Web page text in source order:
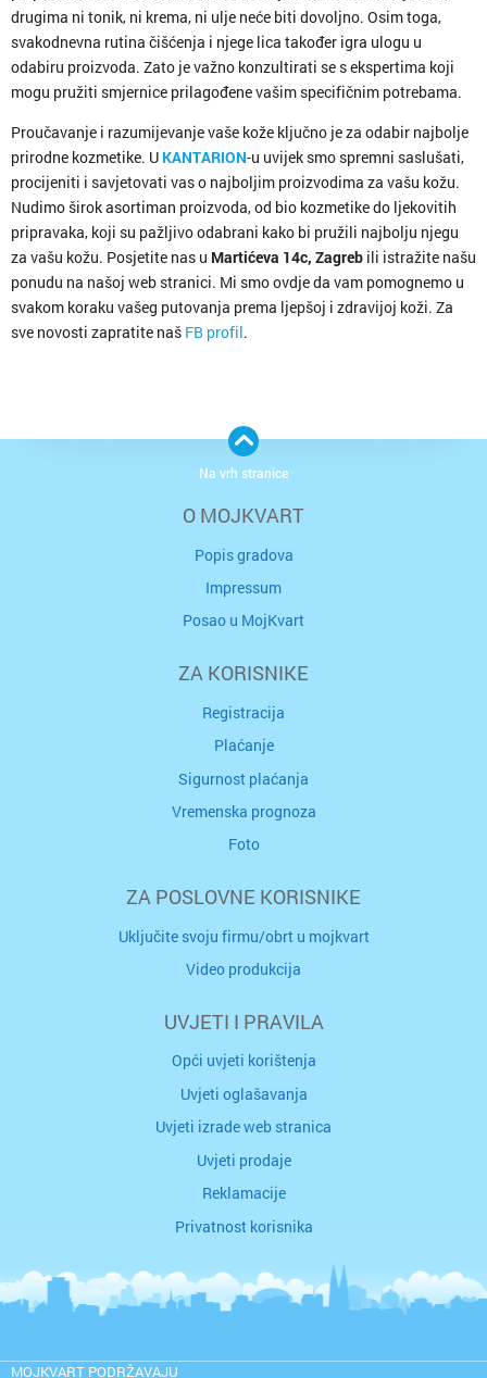
drugima ni tonik, ni krema, ni ulje neće biti dovoljno. Osim toga,
svakodnevna rutina čišćenja i njege lica također igra ulogu u
odabiru proizvoda. Zato je važno konzultirati se s ekspertima koji
mogu pružiti smjernice prilagođene vašim specifičnim potrebama.
Proučavanje i razumijevanje vaše kože ključno je za odabir najbolje
prirodne kozmetike. U KANTARION-u uvijek smo spremni saslušati,
procijeniti i savjetovati vas o najboljim proizvodima za vašu kožu.
Nudimo širok asortiman proizvoda, od bio kozmetike do ljekovitih
pripravaka, koji su pažljivo odabrani kako bi pružili najbolju njegu
za vašu kožu. Posjetite nas u Martićeva 14c, Zagreb ili istražite našu
ponudu na našoj web stranici. Mi smo ovdje da vam pomognemo u
svakom koraku vašeg putovanja prema ljepšoj i zdravijoj koži. Za
sve novosti zapratite naš FB profil.
O MOJKVART
Popis gradova
Impressum
Posao u MojKvart
ZA KORISNIKE
Registracija
Plaćanje
Sigurnost plaćanja
Vremenska prognoza
Foto
ZA POSLOVNE KORISNIKE
Uključite svoju firmu/obrt u mojkvart
Video produkcija
UVJETI I PRAVILA
Opći uvjeti korištenja
Uvjeti oglašavanja
Uvjeti izrade web stranica
Uvjeti prodaje
Reklamacije
Privatnost korisnika
MOJKVART PODRŽAVAJU
Na vrh stranice